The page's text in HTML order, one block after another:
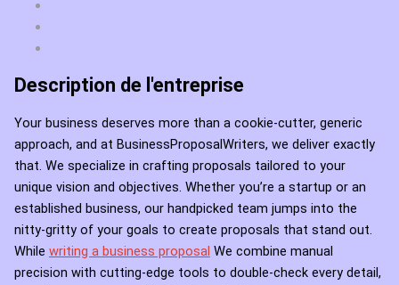
Description de l'entreprise
Your business deserves more than a cookie-cutter, generic
approach, and at BusinessProposalWriters, we deliver exactly
that. We specialize in crafting proposals tailored to your
unique vision and objectives. Whether you’re a startup or an
established business, our handpicked team jumps into the
nitty-gritty of your goals to create proposals that stand out.
While writing a business proposal We combine manual
precision with cutting-edge tools to double-check every detail,